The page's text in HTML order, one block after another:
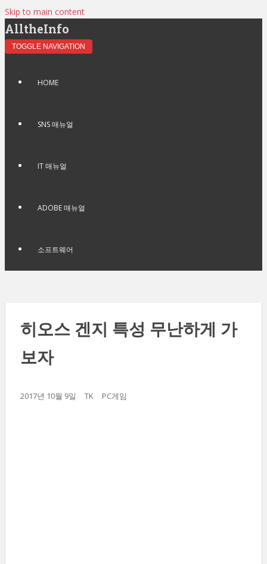
Skip to main content
AlltheInfo
TOGGLE NAVIGATION
HOME
SNS 매뉴얼
IT 매뉴얼
ADOBE 매뉴얼
소프트웨어
히오스 겐지 특성 무난하게 가
보자
2017년 10월 9일 TK PC게임